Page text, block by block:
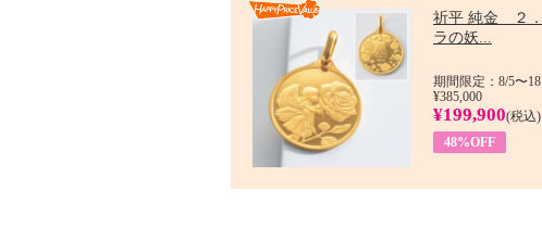
祈平 純金 ２
ラの妖...
期間限定：8/5〜18
¥385,000
¥199,900(税込)
48%OFF